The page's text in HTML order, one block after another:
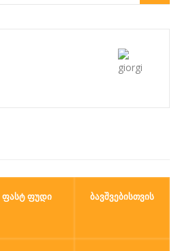
ᲤᲐᲡᲢ ᲤᲣᲓᲘ ᲑᲐᲕᲨᲕᲔᲑᲘᲡᲗᲕᲘᲡ